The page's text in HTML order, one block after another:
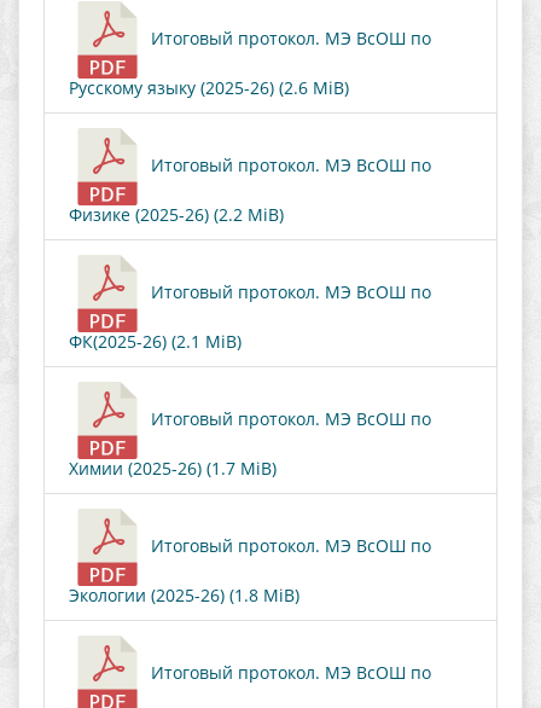
Итоговый протокол. МЭ ВсОШ по
Русскому языку (2025-26) (2.6 MiB)
Итоговый протокол. МЭ ВсОШ по
Физике (2025-26) (2.2 MiB)
Итоговый протокол. МЭ ВсОШ по
ФК(2025-26) (2.1 MiB)
Итоговый протокол. МЭ ВсОШ по
Химии (2025-26) (1.7 MiB)
Итоговый протокол. МЭ ВсОШ по
Экологии (2025-26) (1.8 MiB)
Итоговый протокол. МЭ ВсОШ по